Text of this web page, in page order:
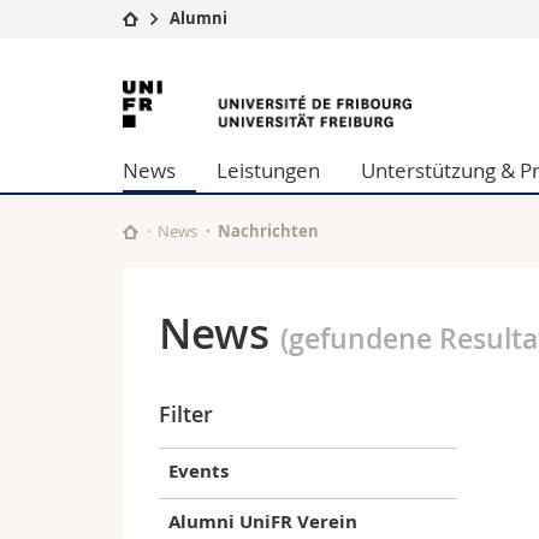
Universität
Studium
Forschung
Universität
Weiterbildung
Wirtschafts-
Philosophische
Alumni
Universität
Freiburg
News Leistungen Unterstützung &
News Nachrichten
News (gefundene
Filter
Events
Alumni UniFR Verein